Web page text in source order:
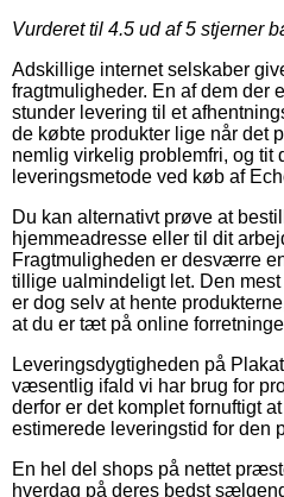
Vurderet til 4.5 ud af 5 stjerner
Adskillige internet selskaber
fragtmuligheder. En af dem der
stunder levering til et
de købte produkter lige når det
nemlig virkelig problemfri, og tit
leveringsmetode ved køb af
Du kan alternativt prøve at
hjemmeadresse eller til dit
Fragtmuligheden er desværre
tillige ualmindeligt let. Den
er dog selv at hente
at du er tæt på online
Leveringsdygtigheden på
væsentlig ifald vi har brug for
derfor er det komplet fornuftigt
estimerede leveringstid for den
En hel del shops på nettet
hverdag på deres bedst